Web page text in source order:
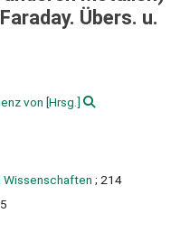
Übers. u.
von [Hrsg.]
Wissenschaften ; 214